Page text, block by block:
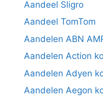
Aandeel Sligro
Aandeel TomTom
Aandelen ABN
Aandelen Action
Aandelen Adyen
Aandelen Aegon